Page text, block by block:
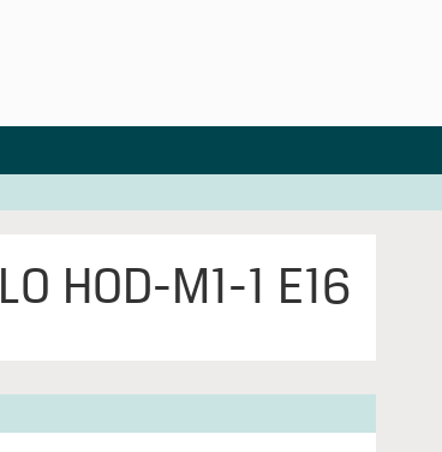
LO HOD-M1-1 E16